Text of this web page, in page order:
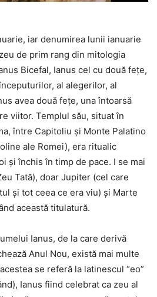
iar denumirea lunii ianuarie
de prim rang din mitologia
Bicefal, Ianus cel cu două feţe,
al alegerilor, al
avea două feţe, una întoarsă
viitor. Templul său, situat în
între Capitoliu şi Monte Palatino
ale Romei), era ritualic
şi închis în timp de pace. I se mai
Tată), doar Jupiter (cel care
şi tot ceea ce era viu) şi Marte
această titulatură.
Ianus, de la care derivă
Anul Nou, există mai multe
se referă la latinescul “eo”
Ianus fiind celebrat ca zeu al